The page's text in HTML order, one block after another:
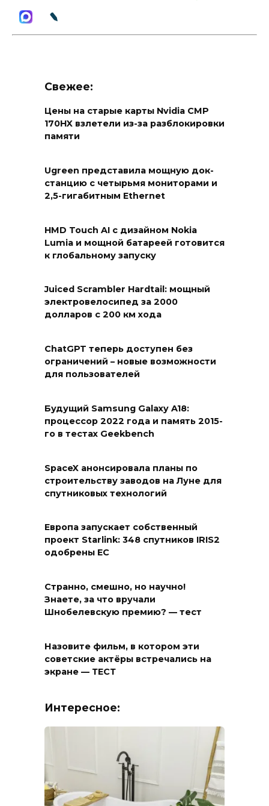
Свежее:
Цены на старые карты Nvidia CMP
170HX взлетели из-за разблокировки
памяти
Ugreen представила мощную док-
станцию с четырьмя мониторами и
2,5-гигабитным Ethernet
HMD Touch AI с дизайном Nokia
Lumia и мощной батареей готовится
к глобальному запуску
Juiced Scrambler Hardtail: мощный
электровелосипед за 2000
долларов с 200 км хода
ChatGPT теперь доступен без
ограничений – новые возможности
для пользователей
Будущий Samsung Galaxy A18:
процессор 2022 года и память 2015-
го в тестах Geekbench
SpaceX анонсировала планы по
строительству заводов на Луне для
спутниковых технологий
Европа запускает собственный
проект Starlink: 348 спутников IRIS2
одобрены ЕС
Странно, смешно, но научно!
Знаете, за что вручали
Шнобелевскую премию? — тест
Назовите фильм, в котором эти
советские актёры встречались на
экране — ТЕСТ
Интересное: